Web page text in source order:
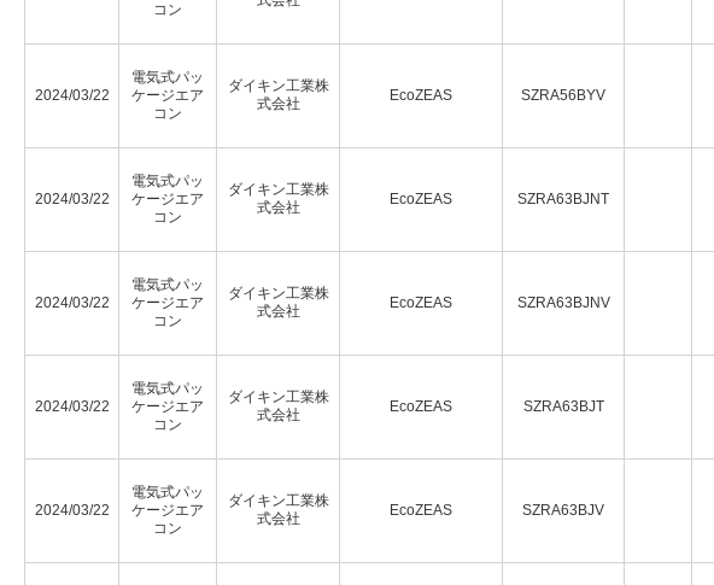
コン
2024/03/22
電気式パッ
ケージエア
コン
ダイキン工業株
式会社
EcoZEAS SZRA56BYV
2024/03/22
電気式パッ
ケージエア
コン
ダイキン工業株
式会社
EcoZEAS SZRA63BJNT
2024/03/22
電気式パッ
ケージエア
コン
ダイキン工業株
式会社
EcoZEAS SZRA63BJNV
2024/03/22
電気式パッ
ケージエア
コン
ダイキン工業株
式会社
EcoZEAS SZRA63BJT
2024/03/22
電気式パッ
ケージエア
コン
ダイキン工業株
式会社
EcoZEAS SZRA63BJV